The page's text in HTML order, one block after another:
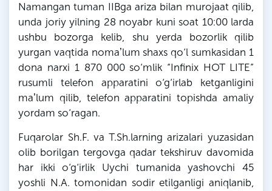
Namangan tuman IIBga ariza bilan murojaat qilib,
unda joriy yilning 28 noyabr kuni soat 10:00 larda
ushbu bozorga kelib, shu yerda bozorlik qilib
yurgan vaqtida nomaʼlum shaxs qo‘l sumkasidan 1
dona narxi 1 870 000 so‘mlik “Infinix HOT LITE”
rusumli telefon apparatini o‘g‘irlab ketganligini
maʼlum qilib, telefon apparatini topishda amaliy
yordam so‘ragan.
Fuqarolar Sh.F. va T.Sh.larning arizalari yuzasidan
olib borilgan tergovga qadar tekshiruv davomida
har ikki o‘g‘irlik Uychi tumanida yashovchi 45
yoshli N.A. tomonidan sodir etilganligi aniqlanib,